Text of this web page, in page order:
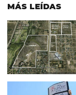
MÁS LEÍDAS
Imagen